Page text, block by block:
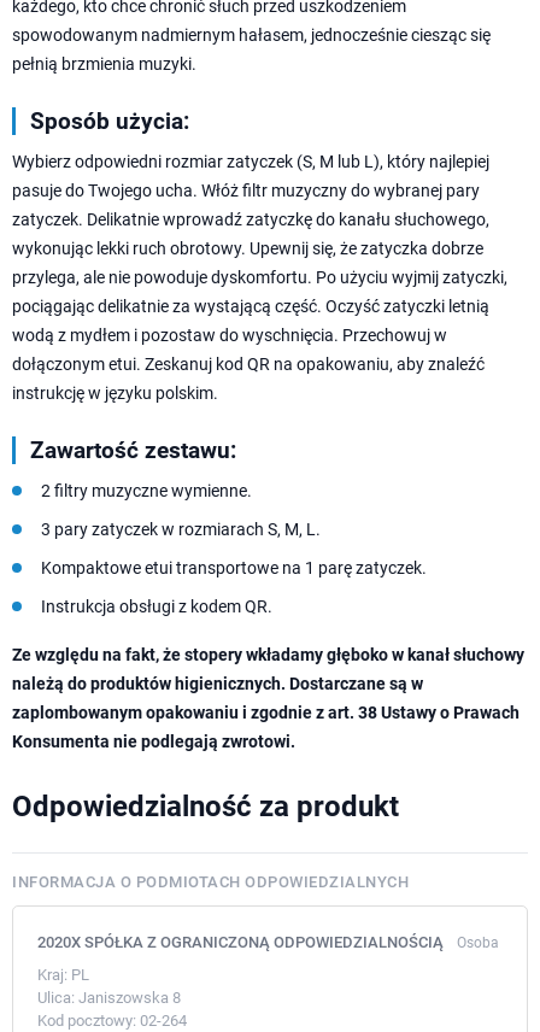
każdego, kto chce chronić słuch przed uszkodzeniem
spowodowanym nadmiernym hałasem, jednocześnie ciesząc się
pełnią brzmienia muzyki.
Sposób użycia:
Wybierz odpowiedni rozmiar zatyczek (S, M lub L), który najlepiej
pasuje do Twojego ucha. Włóż filtr muzyczny do wybranej pary
zatyczek. Delikatnie wprowadź zatyczkę do kanału słuchowego,
wykonując lekki ruch obrotowy. Upewnij się, że zatyczka dobrze
przylega, ale nie powoduje dyskomfortu. Po użyciu wyjmij zatyczki,
pociągając delikatnie za wystającą część. Oczyść zatyczki letnią
wodą z mydłem i pozostaw do wyschnięcia. Przechowuj w
dołączonym etui. Zeskanuj kod QR na opakowaniu, aby znaleźć
instrukcję w języku polskim.
Zawartość zestawu:
2 filtry muzyczne wymienne.
3 pary zatyczek w rozmiarach S, M, L.
Kompaktowe etui transportowe na 1 parę zatyczek.
Instrukcja obsługi z kodem QR.
Ze względu na fakt, że stopery wkładamy głęboko w kanał słuchowy
należą do produktów higienicznych. Dostarczane są w
zaplombowanym opakowaniu i zgodnie z art. 38 Ustawy o Prawach
Konsumenta nie podlegają zwrotowi.
Odpowiedzialność za produkt
INFORMACJA O PODMIOTACH ODPOWIEDZIALNYCH
2020X SPÓŁKA Z OGRANICZONĄ ODPOWIEDZIALNOŚCIĄ Osoba
Kraj: PL
Ulica: Janiszowska 8
Kod pocztowy: 02-264